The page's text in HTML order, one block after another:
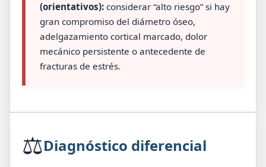
(orientativos): considerar “alto riesgo” si hay
gran compromiso del diámetro óseo,
adelgazamiento cortical marcado, dolor
mecánico persistente o antecedente de
fracturas de estrés.
⚖️Diagnóstico diferencial